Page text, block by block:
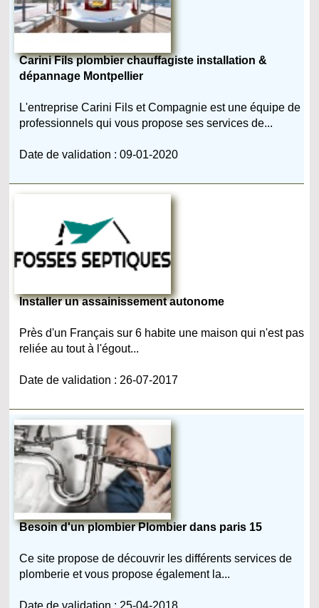
Carini Fils plombier chauffagiste installation &
dépannage Montpellier
L'entreprise Carini Fils et Compagnie est une équipe de
professionnels qui vous propose ses services de...
Date de validation : 09-01-2020
Installer un assainissement autonome
Près d'un Français sur 6 habite une maison qui n'est pas
reliée au tout à l'égout...
Date de validation : 26-07-2017
Besoin d'un plombier Plombier dans paris 15
Ce site propose de découvrir les différents services de
plomberie et vous propose également la...
Date de validation : 25-04-2018